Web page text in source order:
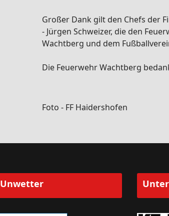
Großer Dank gilt den Chefs der
- Jürgen Schweizer, die den
Wachtberg und dem
Die Feuerwehr Wachtberg
Foto - FF Haidershofen
Unwetter